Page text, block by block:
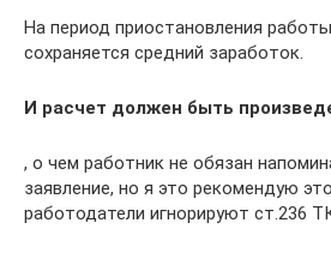
На период приостановления
сохраняется средний заработок.
И расчет должен быть
, о чем работник не обязан
заявление, но я это рекомендую
работодатели игнорируют ст.236